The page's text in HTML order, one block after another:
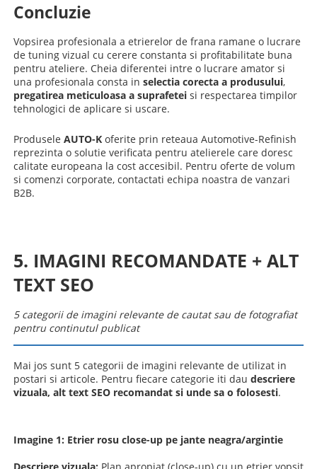
Concluzie
Vopsirea profesionala a etrierelor de frana ramane o lucrare
de tuning vizual cu cerere constanta si profitabilitate buna
pentru ateliere. Cheia diferentei intre o lucrare amator si
una profesionala consta in selectia corecta a produsului,
pregatirea meticuloasa a suprafetei si respectarea timpilor
tehnologici de aplicare si uscare.
Produsele AUTO-K oferite prin reteaua Automotive-Refinish
reprezinta o solutie verificata pentru atelierele care doresc
calitate europeana la cost accesibil. Pentru oferte de volum
si comenzi corporate, contactati echipa noastra de vanzari
B2B.
5. IMAGINI RECOMANDATE + ALT
TEXT SEO
5 categorii de imagini relevante de cautat sau de fotografiat
pentru continutul publicat
Mai jos sunt 5 categorii de imagini relevante de utilizat in
postari si articole. Pentru fiecare categorie iti dau descriere
vizuala, alt text SEO recomandat si unde sa o folosesti.
Imagine 1: Etrier rosu close-up pe jante neagra/argintie